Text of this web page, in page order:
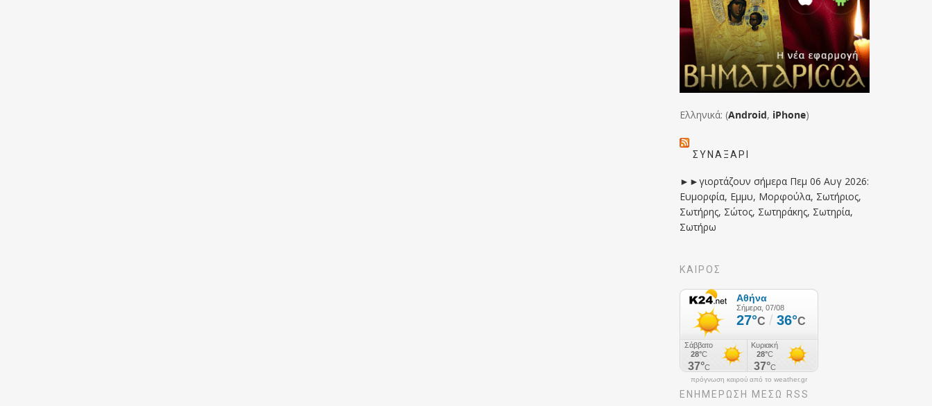
Ελληνικά: (Android, iPhone)
ΣΥΝΑΞΆΡΙ
►►γιορτάζουν σήμερα Πεμ 06 Αυγ 2026:
Ευμορφία, Εμμυ, Μορφούλα, Σωτήριος,
Σωτήρης, Σώτος, Σωτηράκης, Σωτηρία,
Σωτήρω
ΚΑΙΡΟΣ
πρόγνωση καιρού από το weather.gr
ΕΝΗΜΈΡΩΣΉ ΜΕΣΩ RSS